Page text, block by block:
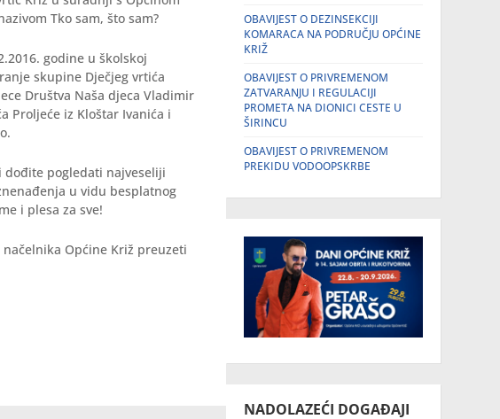
Tko sam, što sam?
godine u školskoj
skupine Dječjeg vrtića
Društva Naša djeca Vladimir
Proljeće iz Kloštar Ivanića i
dođite pogledati najveseliji
u vidu besplatnog
i plesa za sve!
Općine Križ preuzeti
OBAVIJEST O DEZINSEKCIJI
KOMARACA NA PODRUČJU OPĆINE
KRIŽ
OBAVIJEST O PRIVREMENOM
ZATVARANJU I REGULACIJI
PROMETA NA DIONICI CESTE U
ŠIRINCU
OBAVIJEST O PRIVREMENOM
PREKIDU VODOOPSKRBE
NADOLAZEĆI DOGAĐAJI